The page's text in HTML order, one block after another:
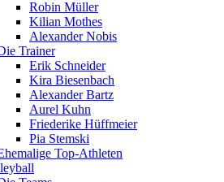
Robin Müller
Kilian Mothes
Alexander Nobis
Trainer
Erik Schneider
Kira Biesenbach
Alexander Bartz
Aurel Kuhn
Friederike Hüffmeier
Pia Stemski
Top-Athleten